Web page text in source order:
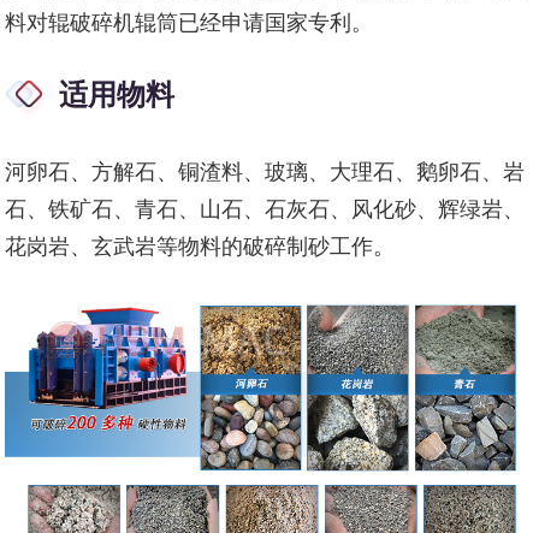
料对辊破碎机辊筒已经申请国家专利。
适用物料
河卵石、方解石、铜渣料、玻璃、大理石、鹅卵石、岩
石、铁矿石、青石、山石、石灰石、风化砂、辉绿岩、
花岗岩、玄武岩等物料的破碎制砂工作。